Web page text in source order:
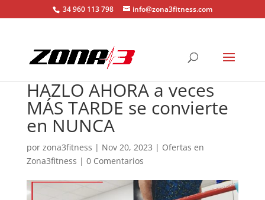
34 960 113 798 info@zona3fitness.com
HAZLO AHORA a veces
MÁS TARDE se convierte
en NUNCA
por zona3fitness | Nov 20, 2023 | Ofertas en
Zona3fitness | 0 Comentarios